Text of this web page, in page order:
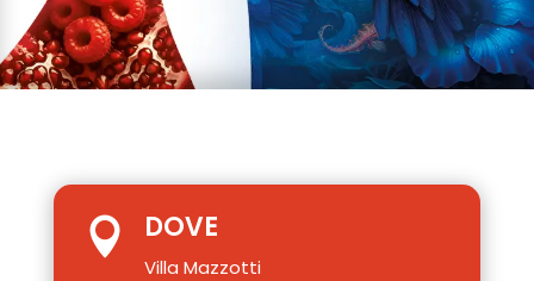
 DOVE
Villa Mazzotti